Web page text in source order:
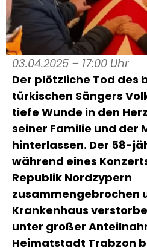
03.04.2025 – 17:00 Uhr
Der plötzliche Tod des
türkischen Sängers
tiefe Wunde in den
seiner Familie und der
hinterlassen. Der 58-
während eines
Republik Nordzypern
zusammengebrochen
Krankenhaus
unter großer
Heimatstadt Trabzon